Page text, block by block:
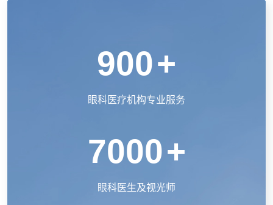
900+
眼科医疗机构专业服务
7000+
眼科医生及视光师